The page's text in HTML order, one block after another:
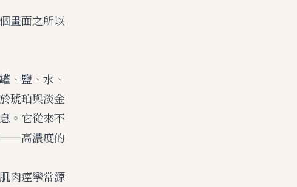
畫面之所以
、鹽、水、
琥珀與淡金
。它從來不
——高濃度的
肉痙攣常源